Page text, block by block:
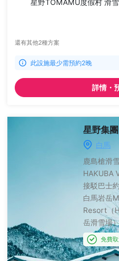
星野TOMAMU度假村 滑
還有其他2種方案
此設施最少需預約2晚
詳情・
星野集
白馬
鹿島槍滑
HAKUBA
接駁巴士
白馬岩岳
Resort（
岳滑雪場
免費